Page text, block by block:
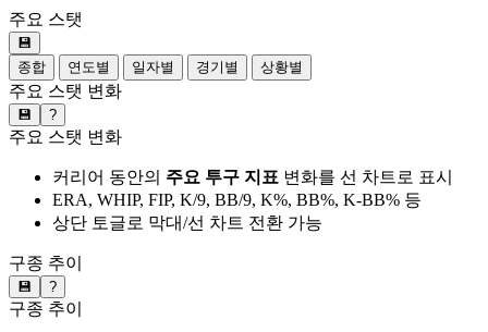
주요 스탯
💾
종합
연도별 일자별 경기별 상황별
주요 스탯 변화
💾 ?
주요 스탯 변화
커리어 동안의 주요 투구 지표 변화를 선 차트로 표시
ERA, WHIP, FIP, K/9, BB/9, K%, BB%, K-BB% 등
상단 토글로 막대/선 차트 전환 가능
구종 추이
💾 ?
구종 추이